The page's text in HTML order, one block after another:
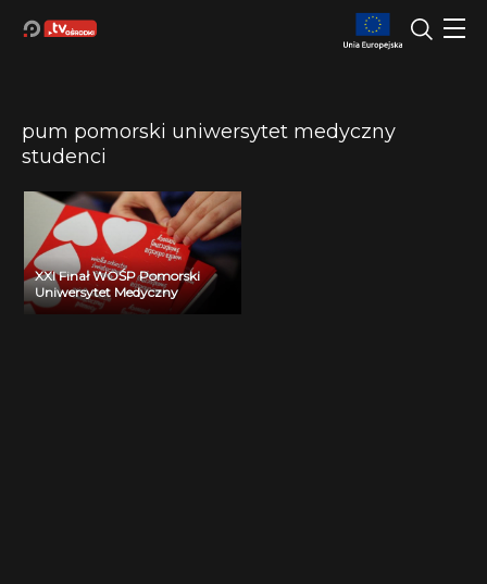
pum pomorski uniwersytet medyczny
studenci
XXI Finał WOŚP Pomorski
Uniwersytet Medyczny